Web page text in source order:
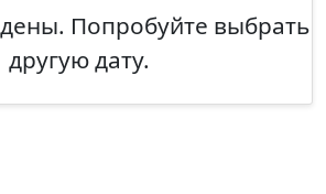
Попробуйте выбрать
другую дату.